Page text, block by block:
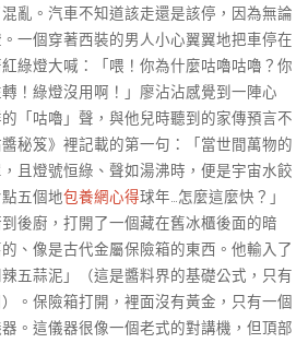
亂。汽車不知道該走還是該停，因為無論
一個穿著西裝的男人小心翼翼地把車停在
綠燈大喊：「喂！你為什麼咕嚕咕嚕？你
！綠燈沒用啊！」廖沾沾感覺到一陣心
「咕嚕」聲，與他兒時聽到的家傳預言不
秘笈》裡記載的第一句：「當世間萬物的
且燈號恒綠、聲如湯沸時，便是宇宙水餃
五個地包養網心得球年…怎麼這麼快？」
後廚，打開了一個藏在舊冰櫃後面的暗
、像是古代金屬保險箱的東西。他輸入了
五蒜泥」（這是醬料界的基礎公式，只有
。保險箱打開，裡面沒有黃金，只有一個
。這儀器很像一個老式的對講機，但頂部